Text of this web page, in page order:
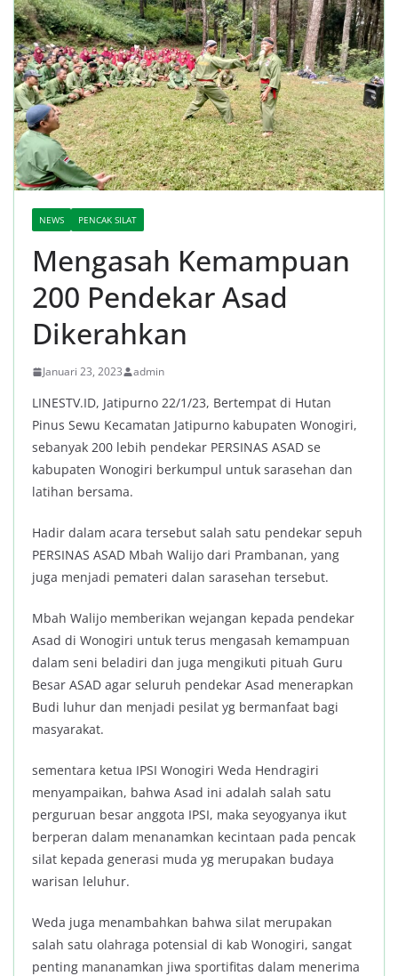
NEWS PENCAK SILAT
Mengasah Kemampuan
200 Pendekar Asad
Dikerahkan
Januari 23, 2023 admin
LINESTV.ID, Jatipurno 22/1/23, Bertempat di Hutan
Pinus Sewu Kecamatan Jatipurno kabupaten Wonogiri,
sebanyak 200 lebih pendekar PERSINAS ASAD se
kabupaten Wonogiri berkumpul untuk sarasehan dan
latihan bersama.
Hadir dalam acara tersebut salah satu pendekar sepuh
PERSINAS ASAD Mbah Walijo dari Prambanan, yang
juga menjadi pemateri dalan sarasehan tersebut.
Mbah Walijo memberikan wejangan kepada pendekar
Asad di Wonogiri untuk terus mengasah kemampuan
dalam seni beladiri dan juga mengikuti pituah Guru
Besar ASAD agar seluruh pendekar Asad menerapkan
Budi luhur dan menjadi pesilat yg bermanfaat bagi
masyarakat.
sementara ketua IPSI Wonogiri Weda Hendragiri
menyampaikan, bahwa Asad ini adalah salah satu
perguruan besar anggota IPSI, maka seyogyanya ikut
berperan dalam menanamkan kecintaan pada pencak
silat kepada generasi muda yg merupakan budaya
warisan leluhur.
Weda juga menambahkan bahwa silat merupakan
salah satu olahraga potensial di kab Wonogiri, sangat
penting mananamkan jiwa sportifitas dalam menerima